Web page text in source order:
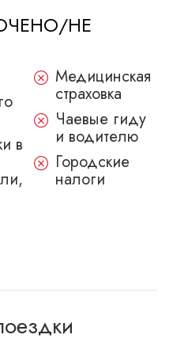
НЕ
в
Медицинская
страховка
Чаевые гиду
и водителю
Городские
налоги